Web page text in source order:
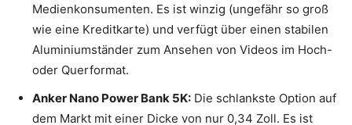
Medienkonsumenten. Es ist winzig (ungefähr so ​​groß
wie eine Kreditkarte) und verfügt über einen stabilen
Aluminiumständer zum Ansehen von Videos im Hoch-
oder Querformat.
Anker Nano Power Bank 5K: Die schlankste Option auf
dem Markt mit einer Dicke von nur 0,34 Zoll. Es ist